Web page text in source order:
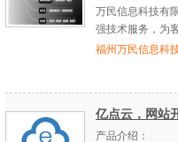
万民信息科技有
强技术服务，为
福州万民信息科
亿点云，网站
产品介绍：